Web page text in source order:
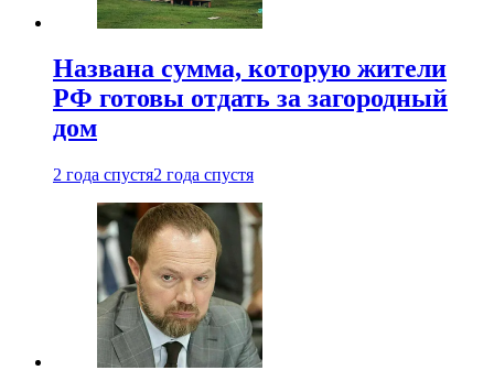
Названа сумма, которую жители
РФ готовы отдать за загородный
дом
2 года спустя2 года спустя